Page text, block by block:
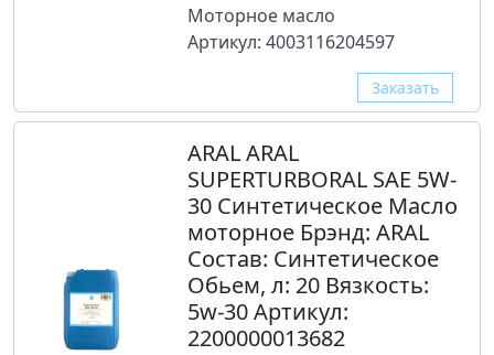
Моторное масло
Артикул: 4003116204597
Заказать
ARAL ARAL
SUPERTURBORAL SAE 5W-
30 Синтетическое Масло
моторное Брэнд: ARAL
Состав: Синтетическое
Обьем, л: 20 Вязкость:
5w-30 Артикул:
2200000013682